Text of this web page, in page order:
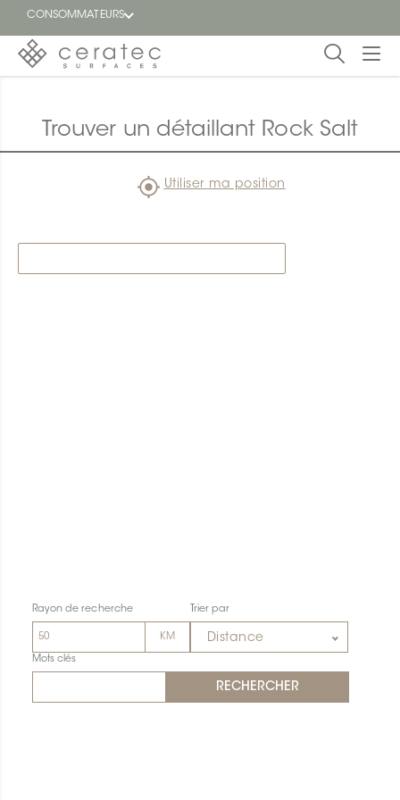
CONSOMMATEURS
Blogue
Trouver un détaillant Rock Salt
Utiliser ma position
Rayon de recherche Trier par
Distance
Mots clés